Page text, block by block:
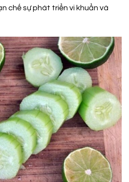
chế sự phát triển vi khuẩn và